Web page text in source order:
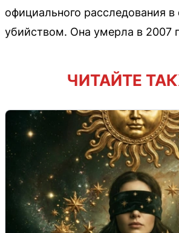
официального расследования в
убийством. Она умерла в 2007
ЧИТАЙТЕ